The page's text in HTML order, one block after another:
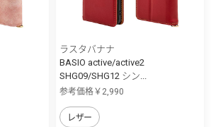
ラスタバナナ
BASIO active/active2
SHG09/SHG12 シン...
参考価格￥2,990
レザー